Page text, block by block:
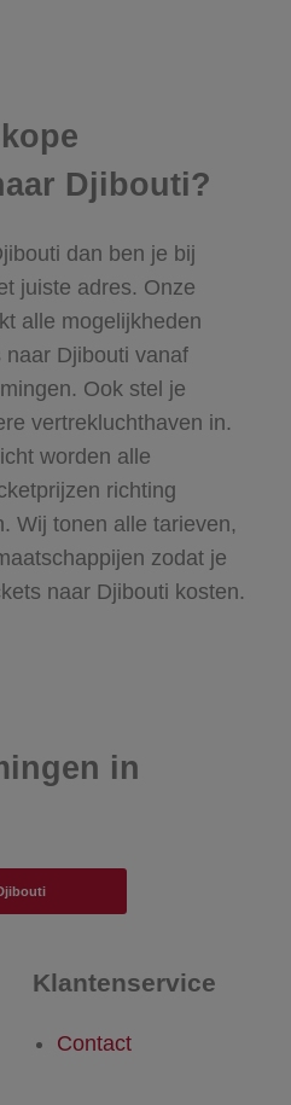
Djibouti?
dan ben je bij
juiste adres. Onze
alle mogelijkheden
Djibouti vanaf
Ook stel je
vertrekluchthaven in.
worden alle
richting
Wij tonen alle tarieven,
zodat je
naar Djibouti kosten.
in
Klantenservice
Contact